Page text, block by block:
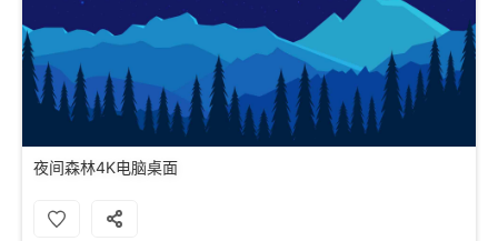
夜间森林4K电脑桌面